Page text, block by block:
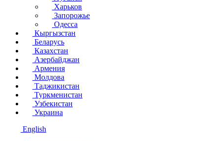
Харьков
Запорожье
Одесса
Кыргызстан
Беларусь
Казахстан
Азербайджан
Армения
Молдова
Таджикистан
Туркменистан
Узбекистан
Украина
English